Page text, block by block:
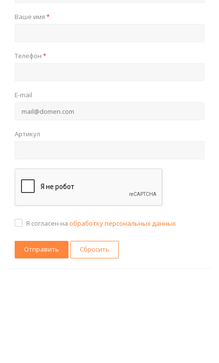
Ваше имя *
Телефон *
E-mail
Артикул
Я согласен на обработку персональных данных
Сбросить